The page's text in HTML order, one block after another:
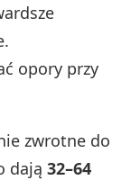
opory przy
zwrotne do
dają32–64